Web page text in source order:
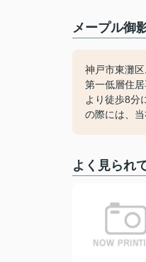
メープル御
神戸市東灘
第一低層住
より徒歩8分
の際には、
よく見られ